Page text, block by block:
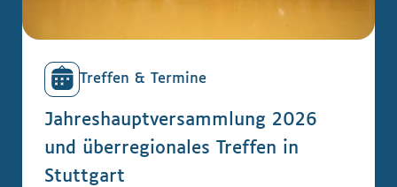
Treffen & Termine
Jahreshauptversammlung 2026
und überregionales Treffen in
Stuttgart